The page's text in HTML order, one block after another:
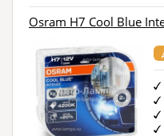
Osram H7 Cool Blue